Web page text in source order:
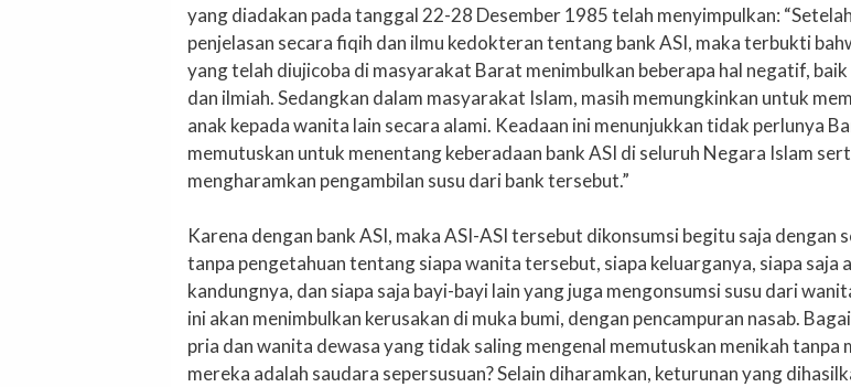
yang diadakan pada tanggal 22-28 Desember 1985 telah menyimpulkan:
penjelasan secara fiqih dan ilmu kedokteran tentang bank ASI, maka terbukti
yang telah diujicoba di masyarakat Barat menimbulkan beberapa hal negatif,
dan ilmiah. Sedangkan dalam masyarakat Islam, masih memungkinkan untuk
anak kepada wanita lain secara alami. Keadaan ini menunjukkan tidak perlunya
memutuskan untuk menentang keberadaan bank ASI di seluruh Negara Islam
mengharamkan pengambilan susu dari bank tersebut.”
Karena dengan bank ASI, maka ASI-ASI tersebut dikonsumsi begitu saja dengan
tanpa pengetahuan tentang siapa wanita tersebut, siapa keluarganya, siapa saja
kandungnya, dan siapa saja bayi-bayi lain yang juga mengonsumsi susu dari
ini akan menimbulkan kerusakan di muka bumi, dengan pencampuran nasab.
pria dan wanita dewasa yang tidak saling mengenal memutuskan menikah tanpa
mereka adalah saudara sepersusuan? Selain diharamkan, keturunan yang